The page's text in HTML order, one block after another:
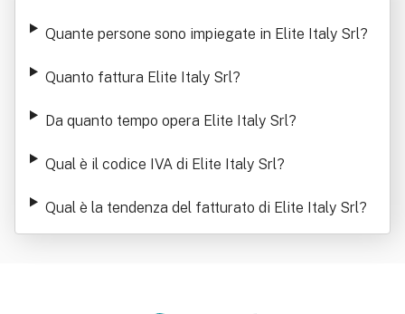
Quante persone sono impiegate in Elite Italy Srl?
Quanto fattura Elite Italy Srl?
Da quanto tempo opera Elite Italy Srl?
Qual è il codice IVA di Elite Italy Srl?
Qual è la tendenza del fatturato di Elite Italy Srl?